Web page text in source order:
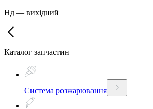
Нд — вихідний
Каталог запчастин
Система розжарювання